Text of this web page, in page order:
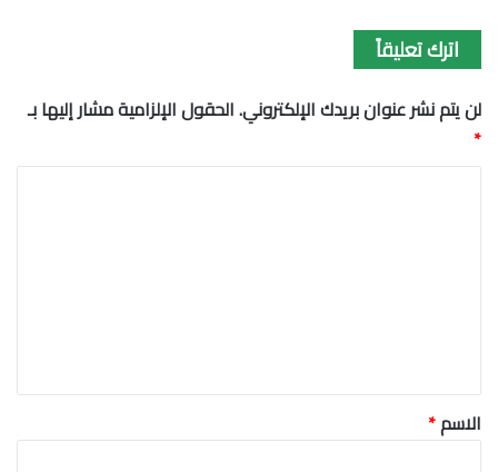
اترك تعليقاً
لن يتم نشر عنوان بريدك الإلكتروني.الحقول الإلزامية مشار إليها بـ
*
*
الاسم*